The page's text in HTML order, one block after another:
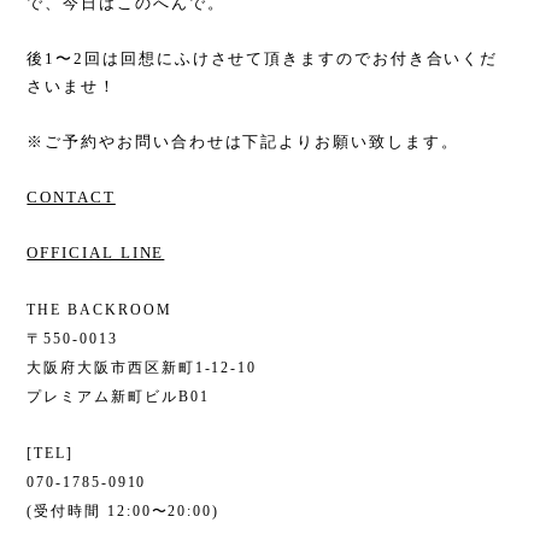
後1〜2回は回想にふけさせて頂きますのでお付き合いくだ
さいませ！
※ご予約やお問い合わせは下記よりお願い致します。
CONTACT
OFFICIAL LINE
THE BACKROOM
〒550-0013
大阪府大阪市西区新町1-12-10
プレミアム新町ビルB01
[TEL]
070-1785-0910
(受付時間 12:00〜20:00)